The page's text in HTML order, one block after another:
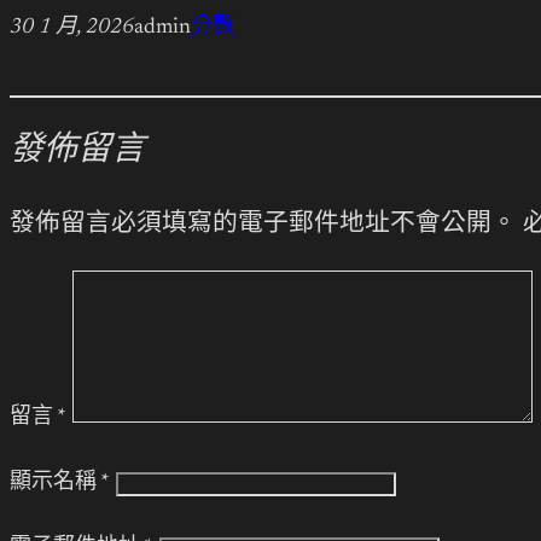
30 1 月, 2026admin分數
發佈留言
發佈留言必須填寫的電子郵件地址不會公開。
留言 *
顯示名稱 *